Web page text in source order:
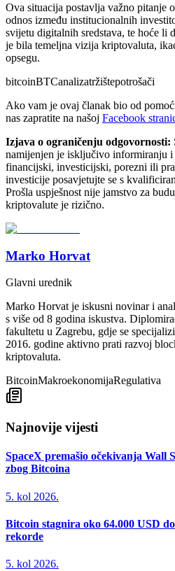
Ova situacija postavlja važno pitanje
odnos između institucionalnih
svijetu digitalnih sredstava, te hoće li
je bila temeljna vizija kriptovaluta,
opsegu.
bitcoinBTCanalizatržištepotrošači
Ako vam je ovaj članak bio od
nas zapratite na našoj Facebook
Izjava o ograničenju odgovornosti:
namijenjen je isključivo informiranju
financijski, investicijski, porezni ili
investicije posavjetujte se s
Prošla uspješnost nije jamstvo za
kriptovalute je rizično.
Marko Horvat
Glavni urednik
Marko Horvat je iskusni novinar i
s više od 8 godina iskustva.
fakultetu u Zagrebu, gdje se
2016. godine aktivno prati razvoj
kriptovaluta.
BitcoinMakroekonomijaRegulativa
Najnovije vijesti
SpaceX premašio očekivanja Wall
zbog Bitcoina
5. kol 2026.
Bitcoin stagnira oko 64.000 USD
rekorde
5. kol 2026.